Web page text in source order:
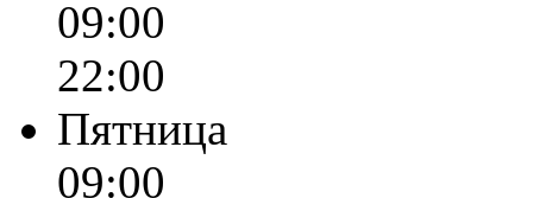
09:00
22:00
Пятница
09:00